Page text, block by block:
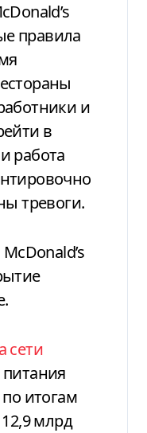
правила
и
в
работа
тревоги.
сети
по итогам
млрд